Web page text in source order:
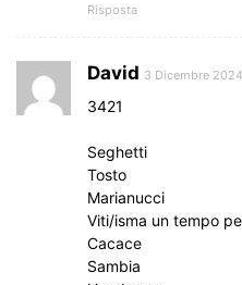
Risposta
David 3 Dicembre
3421
Seghetti
Tosto
Marianucci
Viti/isma un tempo
Cacace
Sambia